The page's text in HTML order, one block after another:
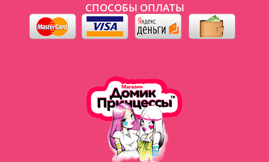
СПОСОБЫ ОПЛАТЫ